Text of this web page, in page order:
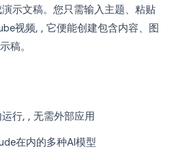
示文稿。您只需输入主题、粘贴
视频, , 它便能创建包含内容、图
稿。
行, , 无需外部应用
在内的多种AI模型